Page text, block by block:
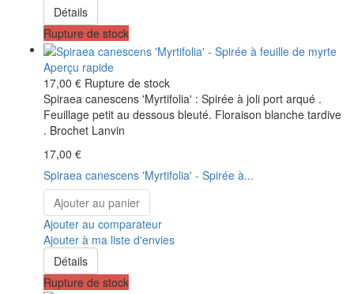
Détails
Rupture de stock
Aperçu rapide
17,00 € Rupture de stock
Spiraea canescens 'Myrtifolia' : Spirée à joli port arqué .
Feuillage petit au dessous bleuté. Floraison blanche tardive
. Brochet Lanvin
17,00 €
Spiraea canescens 'Myrtifolia' - Spirée à...
Ajouter au panier
Ajouter au comparateur
Ajouter à ma liste d'envies
Détails
Rupture de stock